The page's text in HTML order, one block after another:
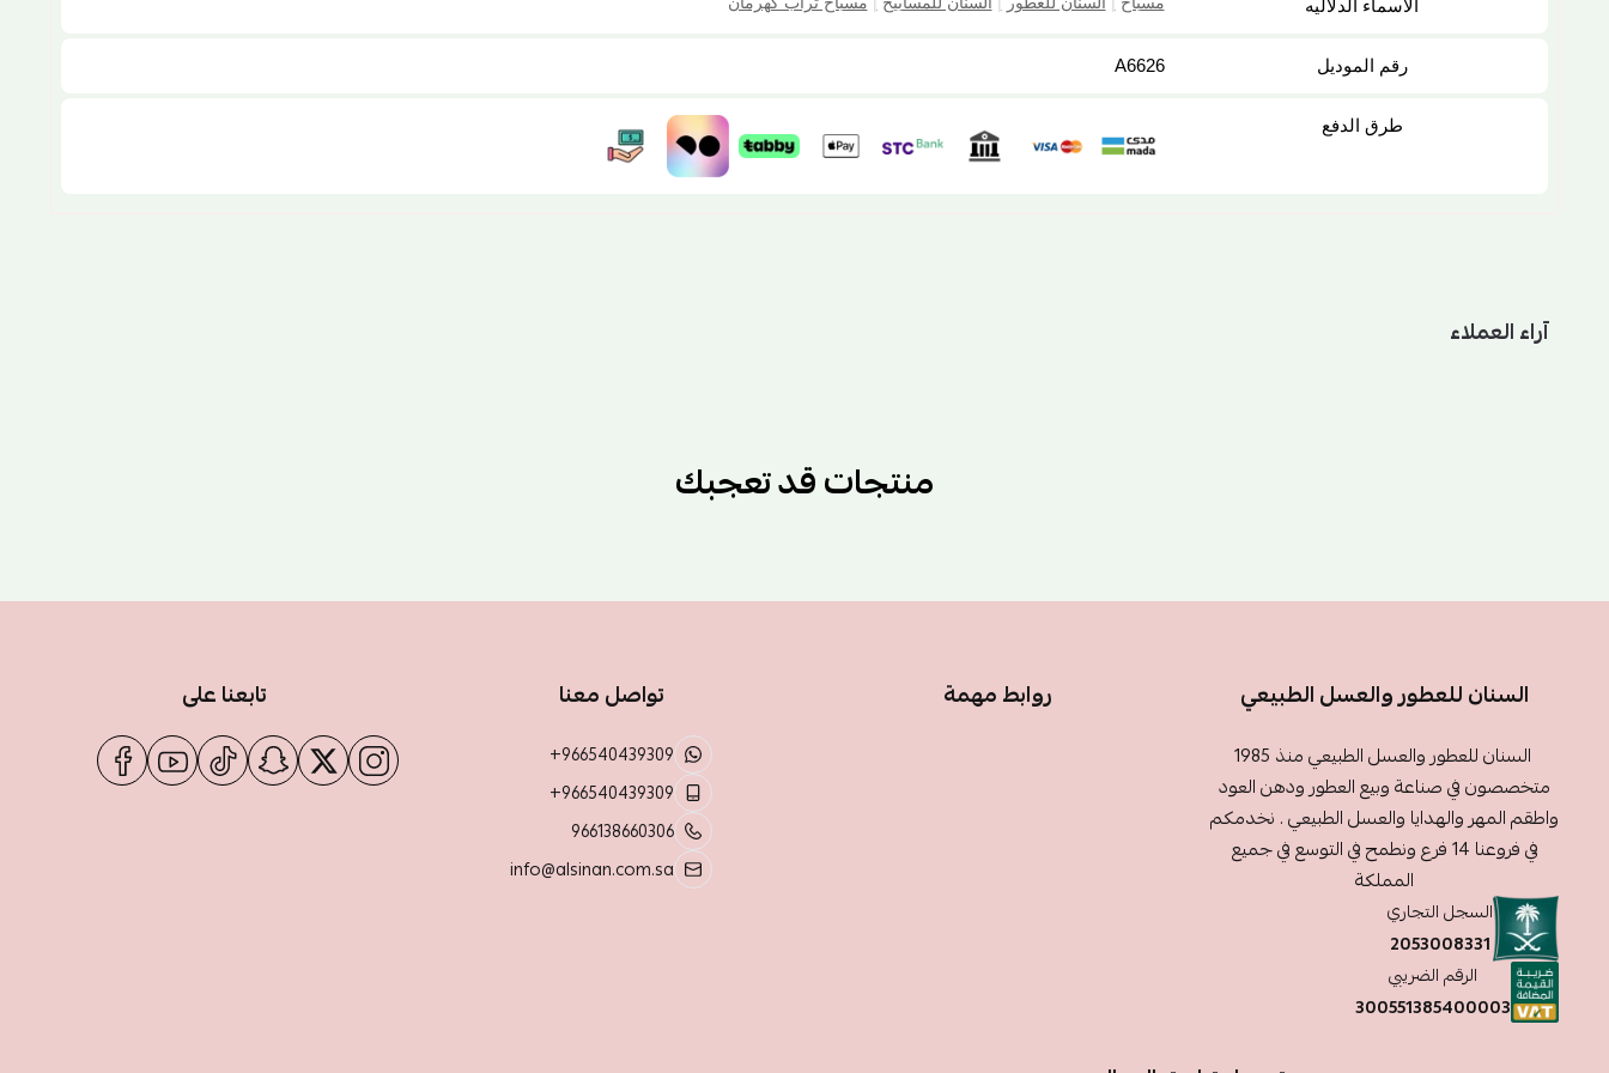
الاسماء الدلاليه
رقم الموديل A6626
طرق الدفع
آراء العملاء
منتجات قد تعجبك
السنان للعطور والعسل الطبيعي
السنان للعطور والعسل الطبيعي منذ 1985
متخصصون في صناعة وبيع العطور ودهن العود
واطقم المهر والهدايا والعسل الطبيعي . نخدمكم
في فروعنا 14 فرع ونطمح في التوسع في جميع
المملكة
السجل التجاري
2053008331
الرقم الضريبي
300551385400003
روابط مهمة تواصل معنا
+966540439309
+966540439309
966138660306
info@alsinan.com.sa
تابعنا على